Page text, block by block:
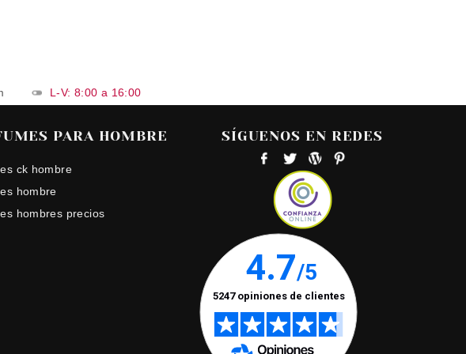
L-V: 8:00 a 16:00
PARA HOMBRE
ck hombre
hombre
hombres precios
SÍGUENOS EN REDES